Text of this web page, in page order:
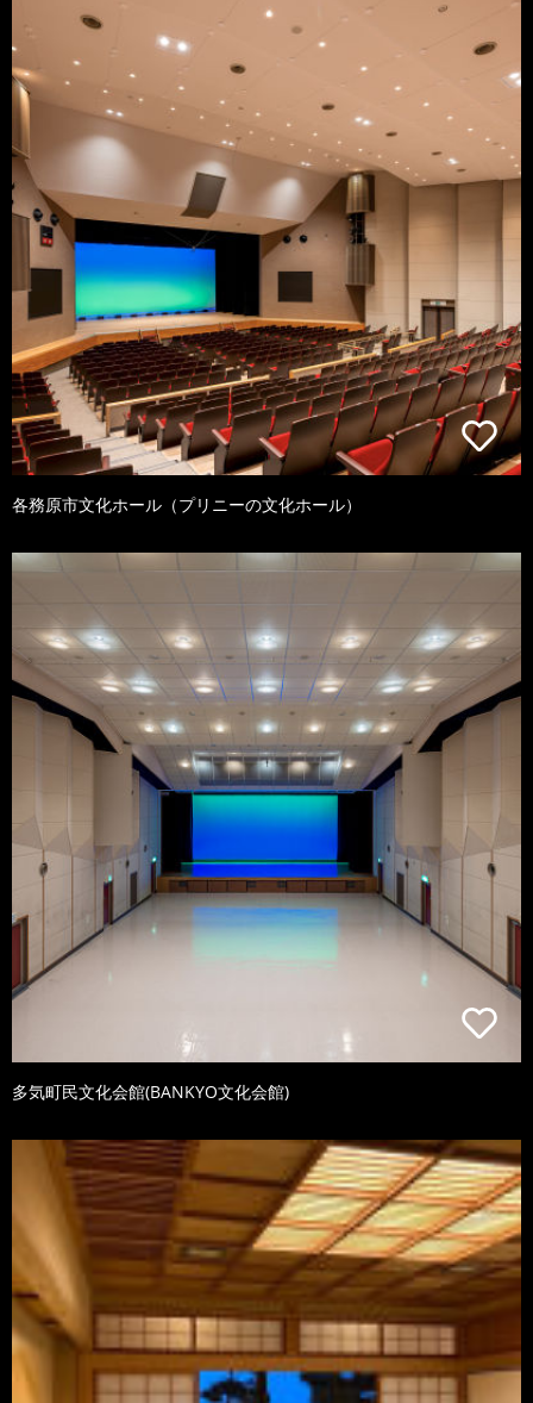
各務原市文化ホール（プリニーの文化ホール）
多気町民文化会館(BANKYO文化会館)